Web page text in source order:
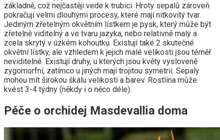
základně, což nejčastěji vede k trubici. Hroty sepalů zároveň
pokračují velmi dlouhými procesy, které mají nitkovitý tvar.
Jediným zřetelným okvětním lístkem je pysk, který může být
zřetelně viditelný a ve tvaru jazyka, nebo relativně malý a
zcela skrytý v úzkém kohoutku. Existují také 2 skutečné
okvětní lístky, ale vzhledem k jejich malé velikosti jsou téměř
neviditelné. Existují druhy, u kterých jsou květy vysloveně
zygomorfní, zatímco u jiných mají trojitou symetrii. Sepaly
mohou mít širokou škálu velikostí a barev. Rostlina může
kvést 3-4 týdny (někdy i o něco déle).
Péče o orchidej Masdevallia doma